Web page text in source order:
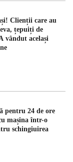
Clienții care au
țepuiți de
vândut același
pentru 24 de ore
mașina într-o
schingiuirea